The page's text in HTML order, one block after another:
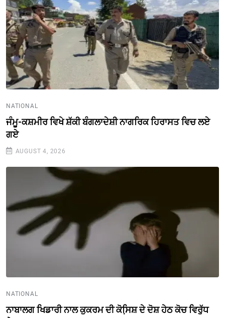
NATIONAL
ਜੰਮੂ-ਕਸ਼ਮੀਰ ਵਿਖੇ ਸ਼ੱਕੀ ਬੰਗਲਾਦੇਸ਼ੀ ਨਾਗਰਿਕ ਹਿਰਾਸਤ ਵਿਚ ਲਏ
ਗਏ
AUGUST 4, 2026
NATIONAL
ਨਾਬਾਲਗ ਖਿਡਾਰੀ ਨਾਲ ਕੁਕਰਮ ਦੀ ਕੋਸਿ਼ਸ਼ ਦੇ ਦੋਸ਼ ਹੇਠ ਕੋਚ ਵਿਰੁੱਧ